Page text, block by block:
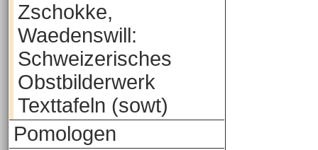
Zschokke,
Waedenswill:
Schweizerisches
Obstbilderwerk
Texttafeln (sowt)
Pomologen